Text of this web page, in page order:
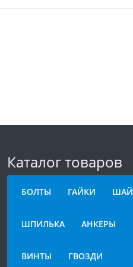
Каталог товаров
БОЛТЫ ГАЙКИ
ШПИЛЬКА АНКЕРЫ
ВИНТЫ ГВОЗДИ